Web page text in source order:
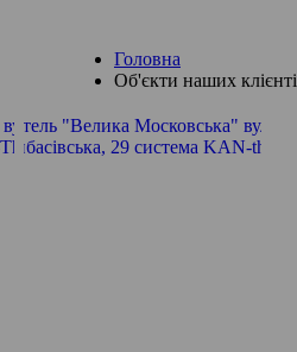
Головна
Об'єкти наших